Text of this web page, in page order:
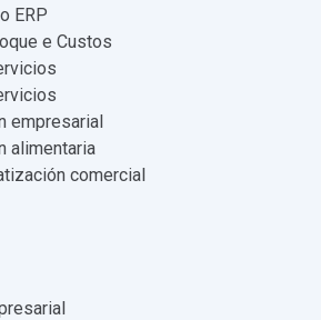
ERP
e Custos
empresarial
alimentaria
comercial